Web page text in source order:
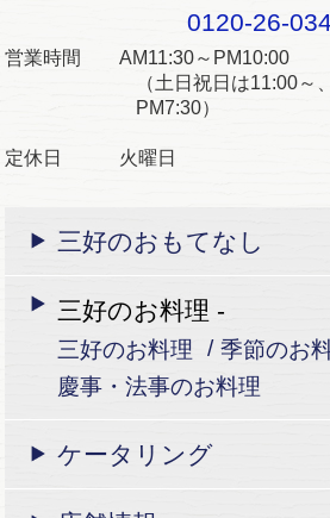
0120-26-
営業時間 AM11:30～PM10:00
（土日祝日は11:00～
PM7:30）
定休日 火曜日
三好のおもてなし
三好のお料理 -
三好のお料理 季節のお
慶事・法事のお料理
ケータリング